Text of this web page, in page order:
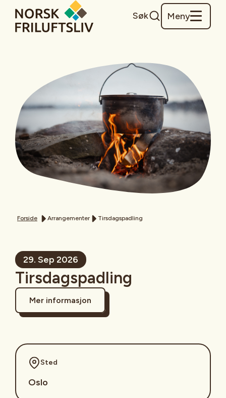
Søk Meny
Forside Arrangementer Tirsdagspadling
29. Sep 2026
Tirsdagspadling
Mer informasjon
Sted
Oslo